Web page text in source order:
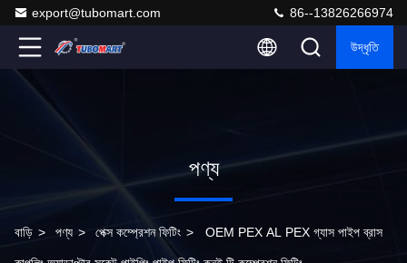
export@tubomart.com 86--13826266974
উদ্ধৃতি
পণ্য
বাড়ি > পণ্য > পেক্স কম্প্রেশন ফিটিং > OEM PEX AL PEX গ্যাস পাইপ ব্রাস